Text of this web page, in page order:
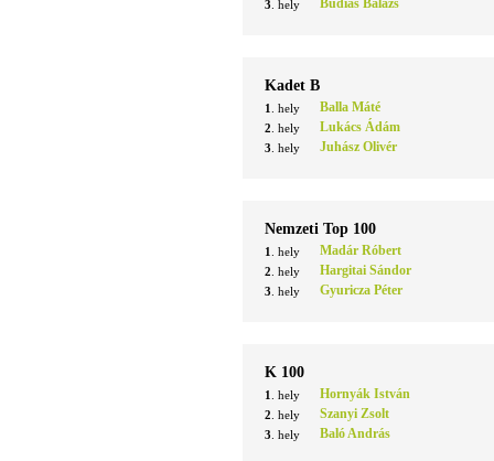
3 . hely Budiás Balázs
Kadet B
1 . hely Balla Máté
2 . hely Lukács Ádám
3 . hely Juhász Olivér
Nemzeti Top 100
1 . hely Madár Róbert
2 . hely Hargitai Sándor
3 . hely Gyuricza Péter
K 100
1 . hely Hornyák István
2 . hely Szanyi Zsolt
3 . hely Baló András